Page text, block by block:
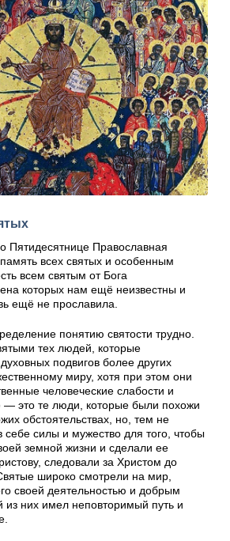
Пятидесятнице Православная
всех святых и особенным
всем святым от Бога
которых нам ещё неизвестны и
ещё не прославила.
понятию святости трудно.
тех людей, которые
подвигов более других
миру, хотя при этом они
человеческие слабости и
— это те люди, которые были похожи
обстоятельствах, но, тем не
силы и мужество для того, чтобы
земной жизни и сделали ее
следовали за Христом до
широко смотрели на мир,
своей деятельностью и добрым
них имел неповторимый путь и